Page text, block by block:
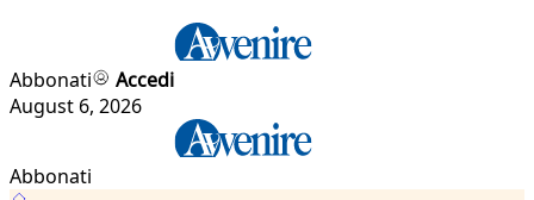
Abbonati
Accedi
August 6, 2026
Abbonati